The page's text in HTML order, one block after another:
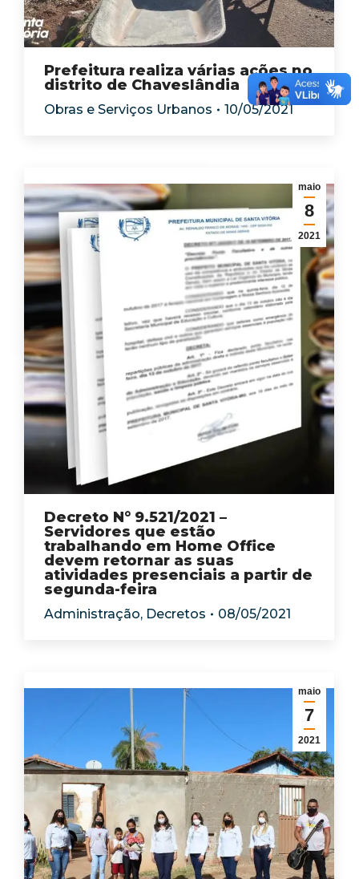
Prefeitura realiza várias ações no
distrito de Chaveslândia
Obras e Serviços Urbanos 10/05/2021
maio
8
2021
Decreto N° 9.521/2021 –
Servidores que estão
trabalhando em Home Office
devem retornar as suas
atividades presenciais a partir de
segunda-feira
Administração, Decretos 08/05/2021
maio
7
2021